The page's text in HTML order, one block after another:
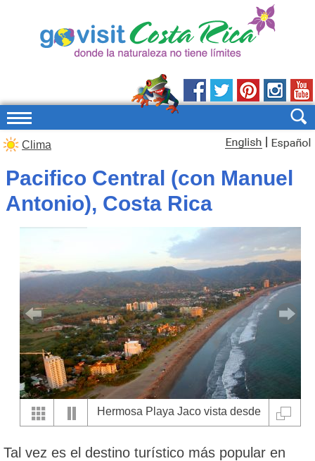
Clima
Pacifico Central (con Manuel
Antonio), Costa Rica
Hermosa Playa Jaco vista desde
Tal vez es el destino turístico más popular en